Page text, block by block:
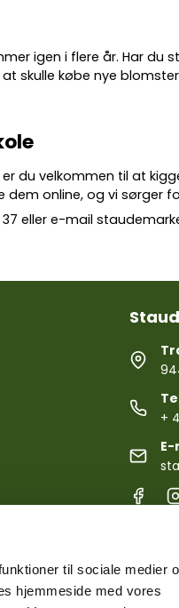
til sociale medier
hjemmeside med vores
igen i flere år. Har du
skulle købe nye
du velkommen til at
online, og vi sørger
eller e-mail
+